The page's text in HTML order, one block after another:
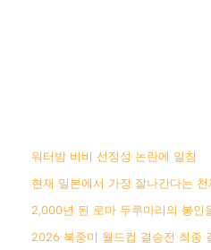
워터밤 비비 선정성 논란에 일침
현재 일본에서 가장 잘나간다는
2,000년 된 로마 두루마리의 봉인
2026 북중미 월드컵 결승전 최종